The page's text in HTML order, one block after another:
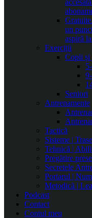
Gratuite
un
aspiră
Exerciții
Copii și
Seniori
Antrenamente
Tactică
Sisteme |
Tehnică |
Pregătire
Secretele
Portarul |
Metodică |
Podcast
Contact
Contul meu